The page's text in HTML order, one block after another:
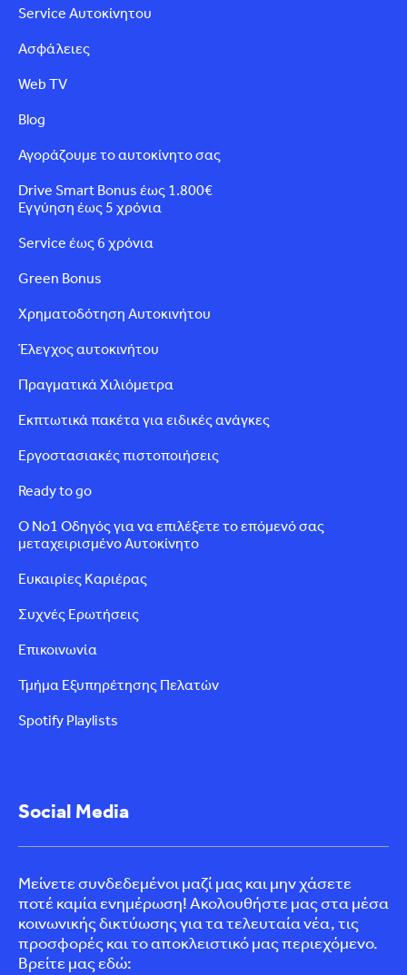
Service Αυτοκίνητου
Ασφάλειες
Web TV
Blog
Αγοράζουμε το αυτοκίνητο σας
Drive Smart Bonus έως 1.800€
Εγγύηση έως 5 χρόνια
Service έως 6 χρόνια
Green Bonus
Χρηματοδότηση Αυτοκινήτου
Έλεγχος αυτοκινήτου
Πραγματικά Χιλιόμετρα
Εκπτωτικά πακέτα για ειδικές ανάγκες
Εργοστασιακές πιστοποιήσεις
Ready to go
Ο Νο1 Οδηγός για να επιλέξετε το επόμενό σας
μεταχειρισμένο Αυτοκίνητο
Ευκαιρίες Καριέρας
Συχνές Ερωτήσεις
Επικοινωνία
Τμήμα Εξυπηρέτησης Πελατών
Spotify Playlists
Social Media
Μείνετε συνδεδεμένοι μαζί μας και μην χάσετε
ποτέ καμία ενημέρωση! Ακολουθήστε μας στα μέσα
κοινωνικής δικτύωσης για τα τελευταία νέα, τις
προσφορές και το αποκλειστικό μας περιεχόμενο.
Βρείτε μας εδώ: